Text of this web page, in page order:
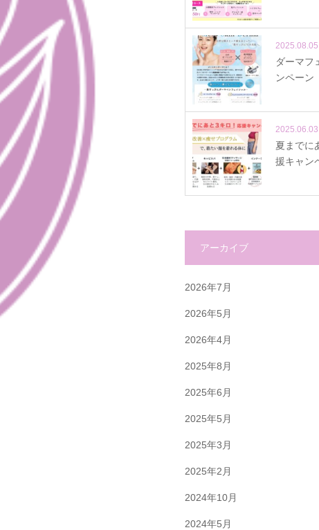
2025.08.05
ダーマフ
ンペーン
2025.06.03
夏までに
援キャン
アーカイブ
2026年7月
2026年5月
2026年4月
2025年8月
2025年6月
2025年5月
2025年3月
2025年2月
2024年10月
2024年5月